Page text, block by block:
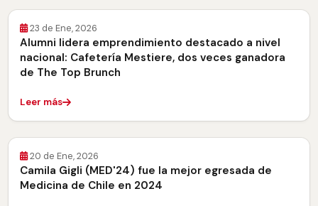
23 de Ene, 2026
Alumni lidera emprendimiento destacado a nivel
nacional: Cafetería Mestiere, dos veces ganadora
de The Top Brunch
Leer más
20 de Ene, 2026
Camila Gigli (MED'24) fue la mejor egresada de
Medicina de Chile en 2024